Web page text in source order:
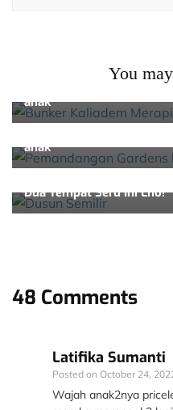
You
Serunya Lava Tour
anak
Traveling
anak
Traveling
Dua Tempat Seru Ini Lho!
48 Comments
Latifika Sumanti
Posted on October 24,
Wajah anak2nya